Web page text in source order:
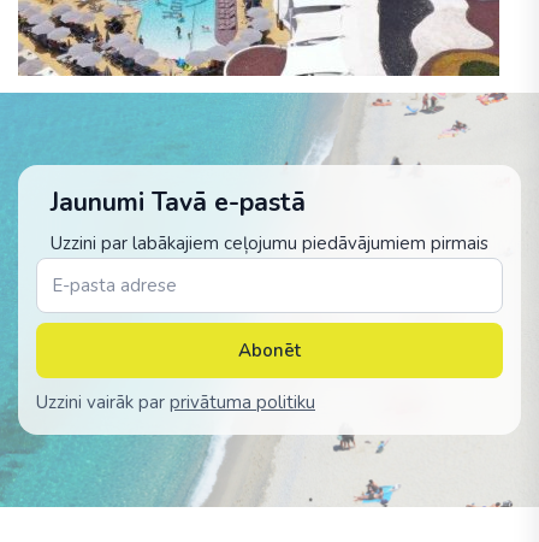
Jaunumi Tavā e-pastā
Uzzini par labākajiem ceļojumu piedāvājumiem pirmais
Abonēt
Uzzini vairāk par privātuma politiku